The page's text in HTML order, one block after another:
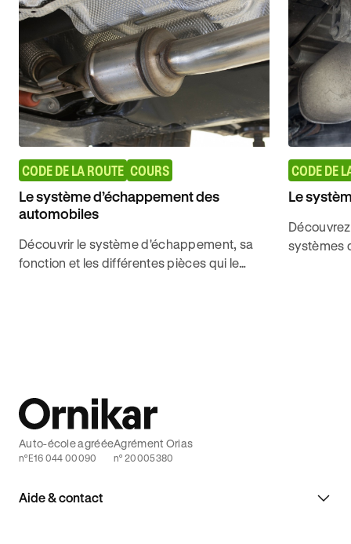
CODE DE LA ROUTE COURS
Le système d’échappement des
automobiles
Découvrir le système d'échappement, sa
fonction et les différentes pièces qui le
CODE DE
Le
systèmes
Aide & contact
Auto-école agréée
n°E16 044 00090
Agrément Orias
n° 20005380